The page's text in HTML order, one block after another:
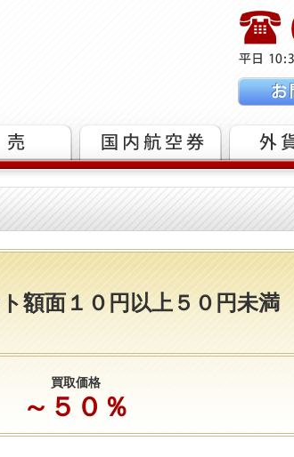
額面１０円以上５０円未満
買取価格
～５０％